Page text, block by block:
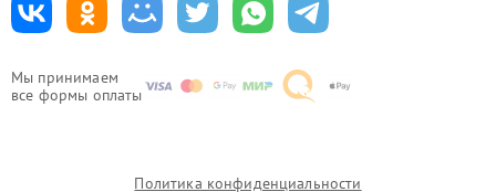
Мы принимаем
все формы оплаты
Политика конфиденциальности